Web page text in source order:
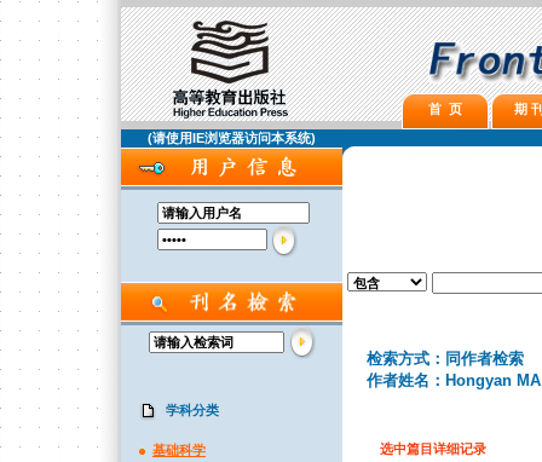
首 页 期
(请使用IE浏览器访问本系统)
学科分类
基础科学
检索方式：同作者检索
作者姓名：Hongyan MA
选中篇目详细记录